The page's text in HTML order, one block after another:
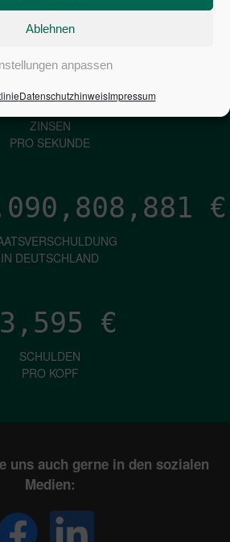
Ablehnen
anpassen
DatenschutzhinweisImpressum
PRO SEKUNDE
€
ZINSEN
PRO SEKUNDE
€
IN DEUTSCHLAND
€
SCHULDEN
PRO KOPF
uns auch gerne in den sozialen
Medien: